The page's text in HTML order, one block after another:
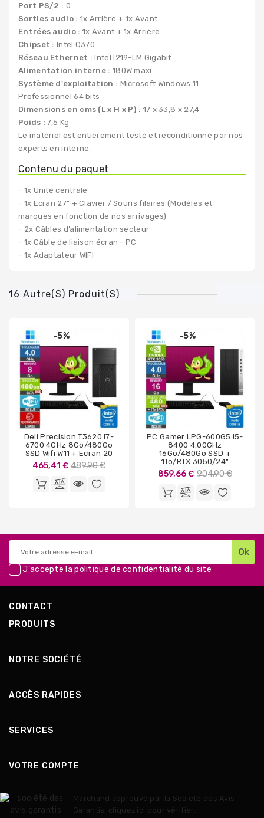
Port PS/2 : 0
Sorties audio : 1x Arrière + 1x Avant
Entrées audio : 1x Avant + 1x Arrière
Chipset : Intel Q370
Réseau Ethernet :Intel I219-LM Gigabit
Alimentation interne : 180W maxi
Système d'exploitation : Microsoft Windows 11
Professionnel 64 bits
Dimensions en cms (L x H x P) : 17 x 33,8 x 27,4
Poids :7,5 Kg
Le matériel est entièrement testé et reconditionné par nos
experts en interne.
Contenu du paquet
- 1x Unité centrale
- 1x Ecran 27" + Clavier / Souris filaires (Modèles et
marques en fonction de nos arrivages)
- 2x Câbles d’alimentation secteur
- 1x Câble de liaison écran - PC
- 1x Adaptateur WIFI
16 Autre(s) Produit(s)
-5%
Dell Precision T3620 I7-
6700 4GHz 8Go/480Go
SSD Wifi W11 + Ecran 20
465,41 € Prix
base
489,90 €
-5%
PC Gamer LPG-600G5 I5-
8400 4.00GHz
16Go/480Go SSD +
1To/RTX 3050/24"
859,66 € Prix
base
904,90 €
J'accepte lapolitique de confidentialité du site
CONTACT
PRODUITS
NOTRE SOCIÉTÉ
ACCÈS RAPIDES
SERVICES
VOTRE COMPTE
Marchand approuvé par la Société des Avis
Garantis, cliquez ici pour vérifier.